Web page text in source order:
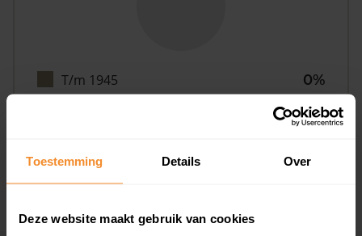
Toestemming Details Over
Deze website maakt gebruik van cookies
T/m 1945
0%
100%
2008 of later